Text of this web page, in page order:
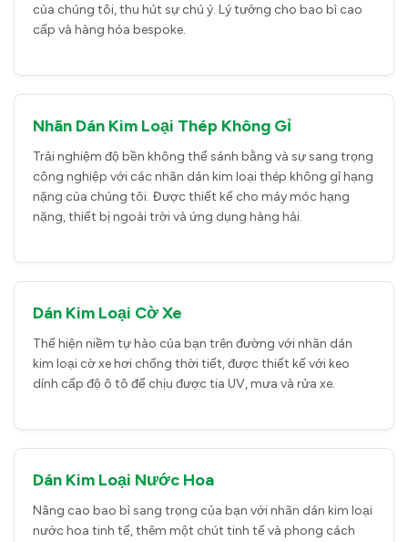
của chúng tôi, thu hút sự chú ý. Lý tưởng cho bao bì cao
cấp và hàng hóa bespoke.
Nhãn Dán Kim Loại Thép Không Gỉ
Trải nghiệm độ bền không thể sánh bằng và sự sang trọng
công nghiệp với các nhãn dán kim loại thép không gỉ hạng
nặng của chúng tôi. Được thiết kế cho máy móc hạng
nặng, thiết bị ngoài trời và ứng dụng hàng hải.
Dán Kim Loại Cờ Xe
Thể hiện niềm tự hào của bạn trên đường với nhãn dán
kim loại cờ xe hơi chống thời tiết, được thiết kế với keo
dính cấp độ ô tô để chịu được tia UV, mưa và rửa xe.
Dán Kim Loại Nước Hoa
Nâng cao bao bì sang trọng của bạn với nhãn dán kim loại
nước hoa tinh tế, thêm một chút tinh tế và phong cách